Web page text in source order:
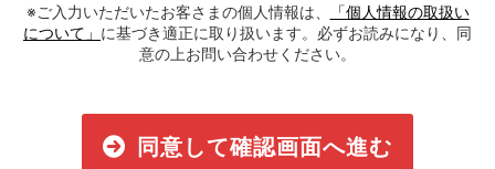
※ご入力いただいたお客さまの個人情報は、
「個人情報の取扱い
について」 に基づき適正に取り扱います。必ずお読みになり、同
意の上お問い合わせください。
同意して確認画面へ進む